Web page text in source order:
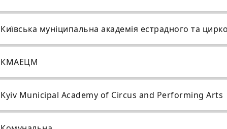
Київська муніципальна академія естрадного та
КМАЕЦМ
Kyiv Municipal Academy of Circus and Performing Arts